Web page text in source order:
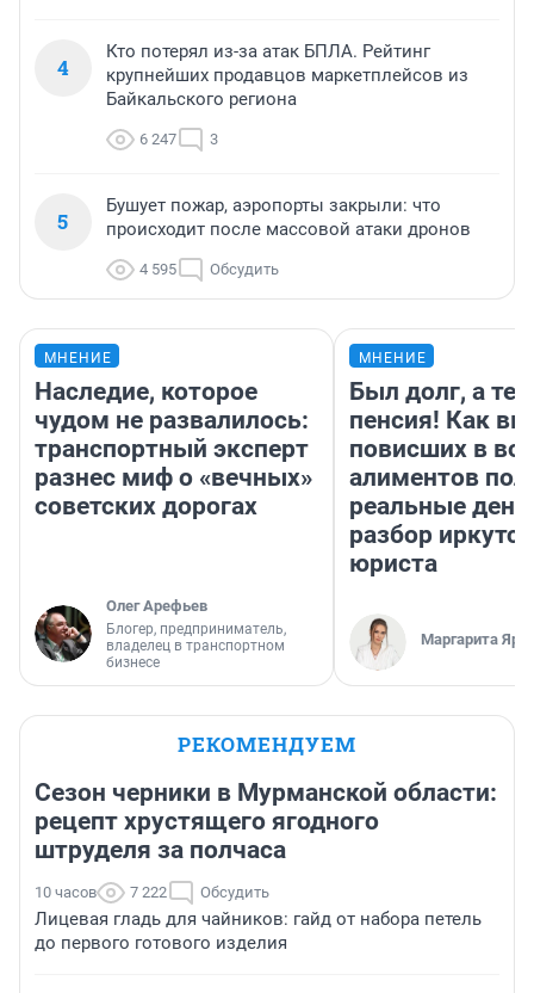
4
Кто потерял из-за атак БПЛА. Рейтинг
крупнейших продавцов маркетплейсов из
Байкальского региона
6 247 3
5
Бушует пожар, аэропорты закрыли: что
происходит после массовой атаки дронов
4 595 Обсудить
МНЕНИЕ
Наследие, которое
чудом не развалилось:
транспортный эксперт
разнес миф о «вечных»
советских дорогах
Олег Арефьев
Блогер, предприниматель,
владелец в транспортном
бизнесе
МНЕНИЕ
Был долг, а
пенсия! Как
повисших в
алиментов
реальные
разбор
юриста
Маргарита
РЕКОМЕНДУЕМ
Сезон черники в Мурманской области:
рецепт хрустящего ягодного
штруделя за полчаса
10 часов 7 222 Обсудить
Лицевая гладь для чайников: гайд от набора петель
до первого готового изделия